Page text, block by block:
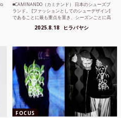
■CAMINANDO（カミナンド） 日本のシューズブ
ランド。 [ファッションとしてのシューデザイン]
であることに最も重点を置き、シーズンごとに高
2025.8.18 ヒラバヤシ
FOCUS